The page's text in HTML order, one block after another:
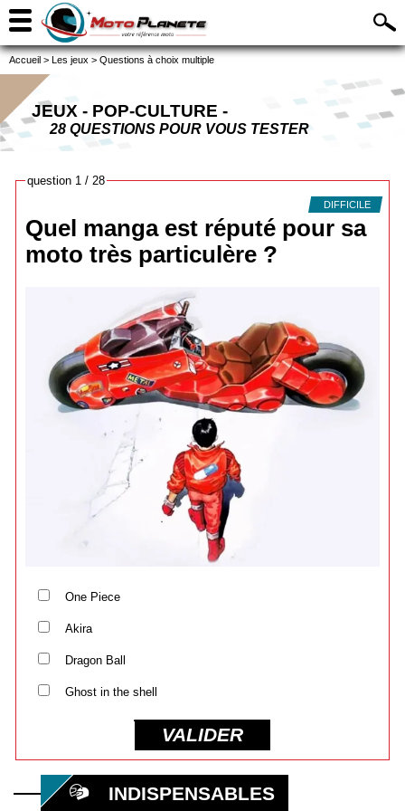
Accueil > Les jeux > Questions à choix multiple
JEUX - POP-CULTURE -
28 QUESTIONS POUR VOUS TESTER
question 1 / 28
DIFFICILE
Quel manga est réputé pour sa
moto très particulère ?
One Piece
Akira
Dragon Ball
Ghost in the shell
VALIDER
INDISPENSABLES